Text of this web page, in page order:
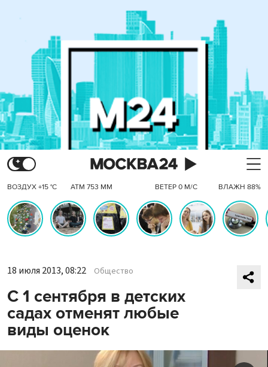
ВОЗДУХ +15 °C АТМ 753 ММ ВЕТЕР 0 М/С ВЛАЖН 88%
18 июля 2013, 08:22 Общество
С 1 сентября в детских
садах отменят любые
виды оценок